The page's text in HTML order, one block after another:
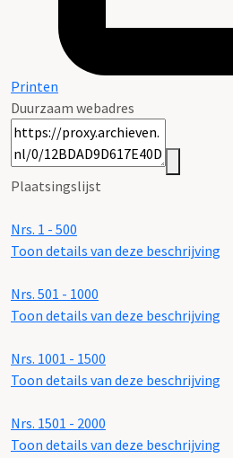
Printen
Duurzaam webadres
Plaatsingslijst
Nrs. 1 - 500
Toon details van deze beschrijving
Nrs. 501 - 1000
Toon details van deze beschrijving
Nrs. 1001 - 1500
Toon details van deze beschrijving
Nrs. 1501 - 2000
Toon details van deze beschrijving